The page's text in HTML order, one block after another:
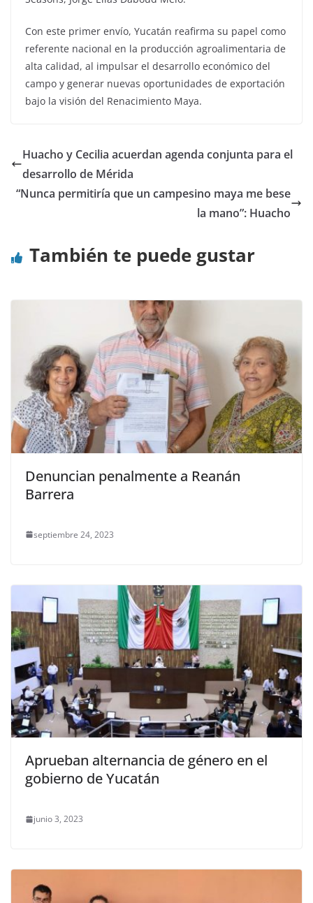
Con este primer envío, Yucatán reafirma su papel como
referente nacional en la producción agroalimentaria de
alta calidad, al impulsar el desarrollo económico del
campo y generar nuevas oportunidades de exportación
bajo la visión del Renacimiento Maya.
Huacho y Cecilia acuerdan agenda conjunta para el
desarrollo de Mérida
“Nunca permitiría que un campesino maya me bese
la mano”: Huacho
También te puede gustar
Denuncian penalmente a Reanán
Barrera
septiembre 24, 2023
Aprueban alternancia de género en el
gobierno de Yucatán
junio 3, 2023